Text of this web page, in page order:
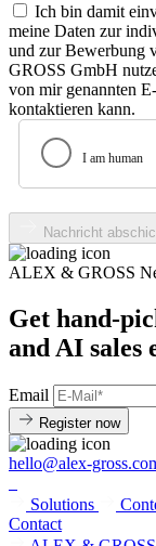
Ich bin damit
meine Daten zur
und zur Bewerbung
GROSS GmbH
von mir genannten
kontaktieren kann.
Nachricht
ALEX & GROSS
Get
and AI sales
Email
Register now
hello@alex-
Solutions
Contact